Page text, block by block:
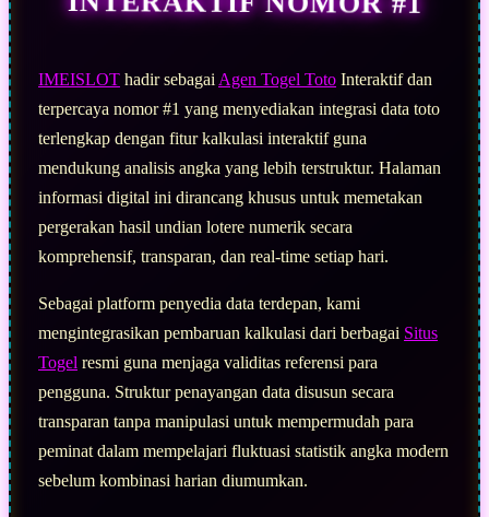
IMEISLOThadir sebagai Agen Togel Toto Interaktif dan
terpercaya nomor #1 yang menyediakan integrasi data toto
terlengkap dengan fitur kalkulasi interaktif guna
mendukung analisis angka yang lebih terstruktur. Halaman
informasi digital ini dirancang khusus untuk memetakan
pergerakan hasil undian lotere numerik secara
komprehensif, transparan, dan real-time setiap hari.
Sebagai platform penyedia data terdepan, kami
mengintegrasikan pembaruan kalkulasi dari berbagaiSitus
Togelresmi guna menjaga validitas referensi para
pengguna. Struktur penayangan data disusun secara
transparan tanpa manipulasi untuk mempermudah para
peminat dalam mempelajari fluktuasi statistik angka modern
sebelum kombinasi harian diumumkan.